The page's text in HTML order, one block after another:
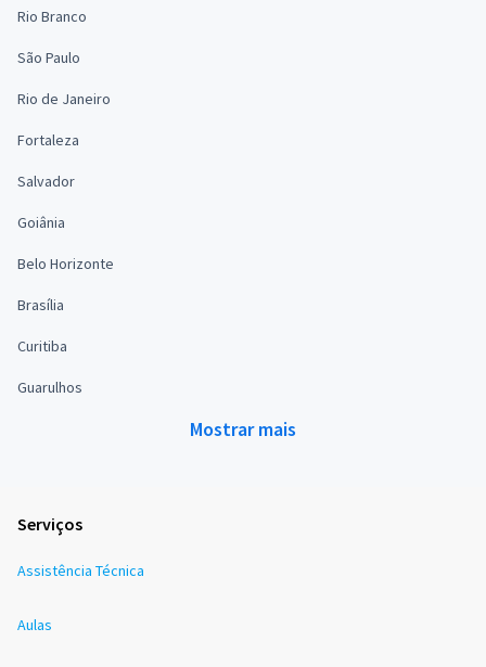
Rio Branco
São Paulo
Rio de Janeiro
Fortaleza
Salvador
Goiânia
Belo Horizonte
Brasília
Curitiba
Guarulhos
Mostrar mais
Serviços
Assistência Técnica
Aulas